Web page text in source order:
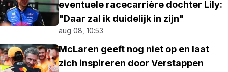
eventuele racecarrière dochter Lily:
"Daar zal ik duidelijk in zijn"
aug 08, 10:53
McLaren geeft nog niet op en laat
zich inspireren door Verstappen